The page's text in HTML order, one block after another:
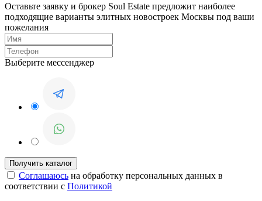
Оставьте заявку и брокер Soul Estate предложит наиболее
подходящие варианты элитных новостроек Москвы под ваши
пожелания
Выберите мессенджер
Соглашаюсь на обработку персональных данных в
соответствии с Политикой